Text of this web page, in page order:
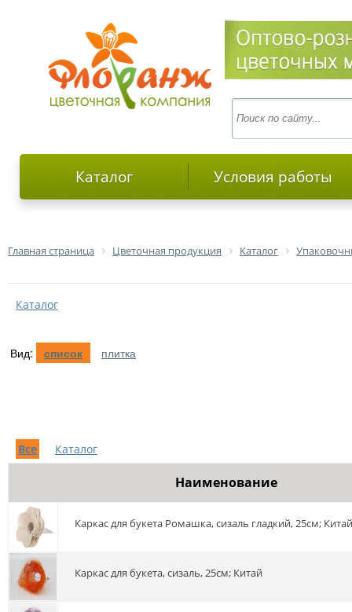
Каталог Условия работы
Главная страница Цветочная продукция Каталог
Каталог
Вид: список плитка
Все Каталог
Наименование
Каркас для букета Ромашка, сизаль гладкий, 25см; Китай
Каркас для букета, сизаль, 25см; Китай